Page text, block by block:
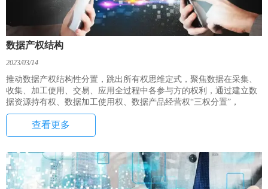
数据产权结构
2023/03/14
推动数据产权结构性分置，跳出所有权思维定式，聚焦数据在采集、
收集、加工使用、交易、应用全过程中各参与方的权利，通过建立数
据资源持有权、数据加工使用权、数据产品经营权“三权分置”，
查看更多